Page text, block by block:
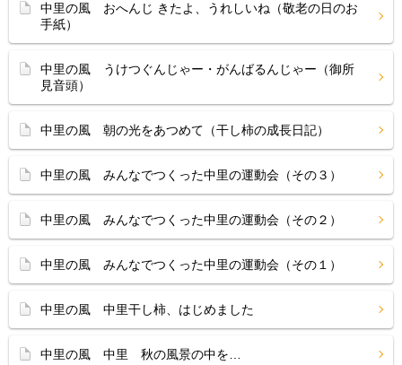
中里の風 おへんじ きたよ、うれしいね（敬老の日のお
手紙）
中里の風 うけつぐんじゃー・がんばるんじゃー（御所
見音頭）
中里の風 朝の光をあつめて（干し柿の成長日記）
中里の風 みんなでつくった中里の運動会（その３）
中里の風 みんなでつくった中里の運動会（その２）
中里の風 みんなでつくった中里の運動会（その１）
中里の風 中里干し柿、はじめました
中里の風 中里 秋の風景の中を…